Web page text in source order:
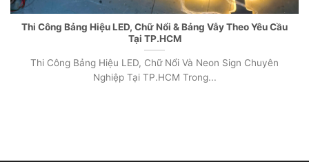
Thi Công Bảng Hiệu LED, Chữ Nổi & Bảng Vẫy Theo Yêu Cầu
Tại TP.HCM
Thi Công Bảng Hiệu LED, Chữ Nổi Và Neon Sign Chuyên
Nghiệp Tại TP.HCM Trong...